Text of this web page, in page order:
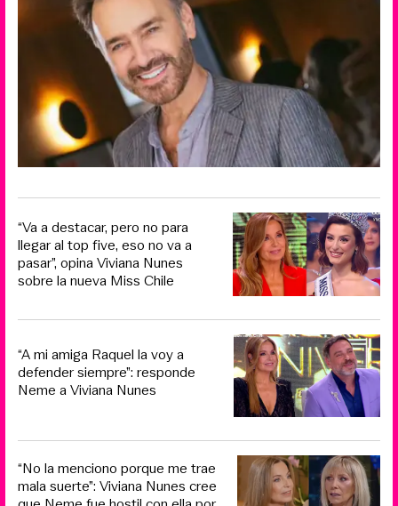
“Va a destacar, pero no para
llegar al top five, eso no va a
pasar”, opina Viviana Nunes
sobre la nueva Miss Chile
“A mi amiga Raquel la voy a
defender siempre”: responde
Neme a Viviana Nunes
“No la menciono porque me trae
mala suerte”: Viviana Nunes cree